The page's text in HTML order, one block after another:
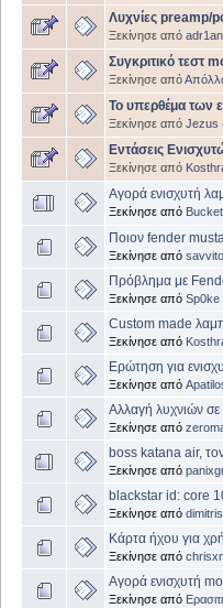
Λυχνίες preamp/
Ξεκίνησε από
Συγκριτικό τεστ
Ξεκίνησε από
Το υπερθέμα των
Ξεκίνησε από Jezus
Εντάσεις
Ξεκίνησε από
Αγορά ενισχυτή
Ξεκίνησε από
Ποιον fender
Ξεκίνησε από
Πρόβλημα με
Ξεκίνησε από Sp0ke
Custom made
Ξεκίνησε από
Ερώτηση για
Ξεκίνησε από
Αλλαγή λυχνιών
Ξεκίνησε από
boss katana air,
Ξεκίνησε από
blackstar id: core
Ξεκίνησε από
Κάρτα ήχου για
Ξεκίνησε από
Αγορά ενισχυτή
Ξεκίνησε από